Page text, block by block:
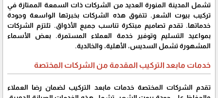
تشمل المدينة المنورة العديد من الشركات ذات السمعة الممتازة في
تركيب بيوت الشعر. تتفوق هذه الشركات بخبرتها الواسعة وجودة
خدماتها. تقدم تصاميم مبتكرة تناسب جميع الأذواق. تلتزم الشركات
بمواعيد التسليم وتوفير خدمة العملاء المستمرة. بعض الأسماء
المشهورة تشمل السديس، الأهلية، والخالدية.
خدمات مابعد التركيب المقدمة من الشركات المختصة
تقدم الشركات المختصة خدمات مابعد التركيب لضمان رضا العملاء